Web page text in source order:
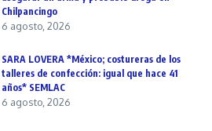
Chilpancingo
6 agosto, 2026
SARA LOVERA *México; costureras de los
talleres de confección: igual que hace 41
años* SEMLAC
6 agosto, 2026